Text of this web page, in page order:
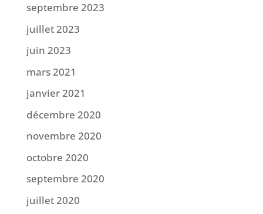
septembre 2023
juillet 2023
juin 2023
mars 2021
janvier 2021
décembre 2020
novembre 2020
octobre 2020
septembre 2020
juillet 2020